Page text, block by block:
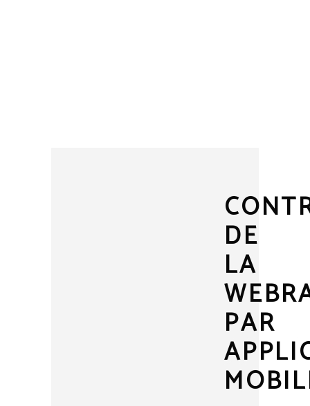
DE
LA
PAR